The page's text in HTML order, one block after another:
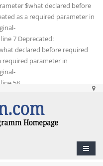
$what declared before
as a required parameter in
7 Deprecated:
declared before required
required parameter in
58